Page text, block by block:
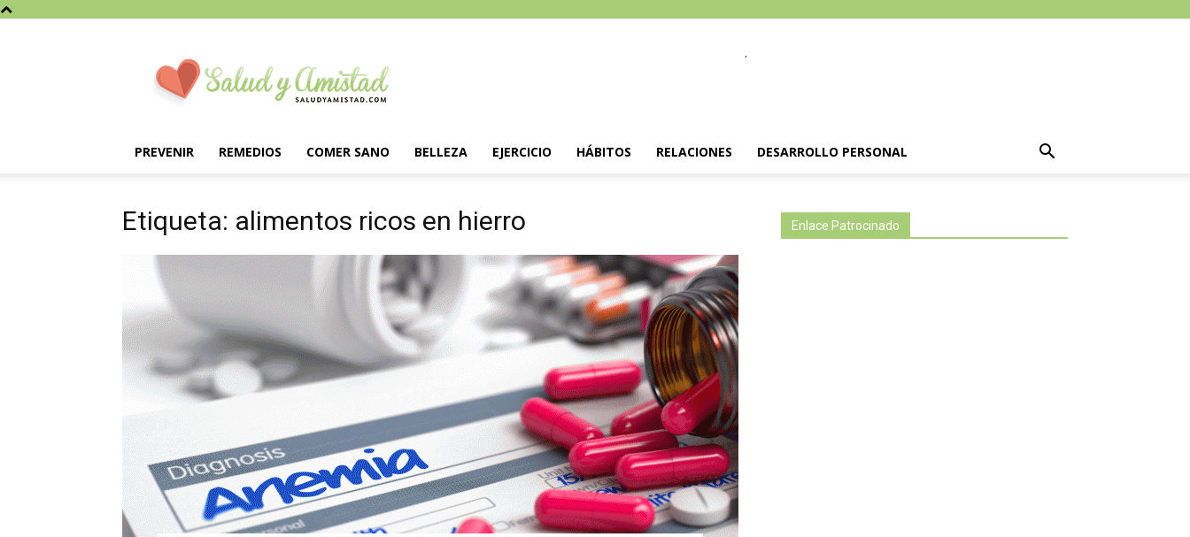
.
PREVENIR REMEDIOS COMER SANO BELLEZA EJERCICIO HÁBITOS RELACIONES DESARROLLO PERSONAL
Etiqueta: alimentos ricos en hierro Enlace Patrocinado